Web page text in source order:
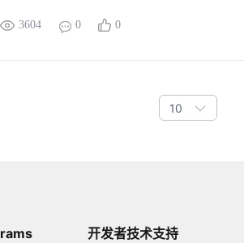
3604 0 0
10
开发者技术支持